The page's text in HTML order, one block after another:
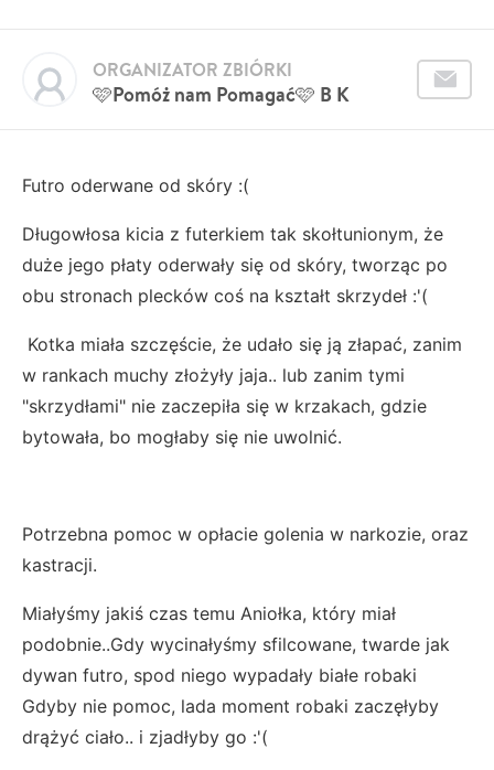
🩷Pomóż nam Pomagać🩷 B K
ORGANIZATOR ZBIÓRKI
Futro oderwane od skóry :(
Długowłosa kicia z futerkiem tak skołtunionym, że
duże jego płaty oderwały się od skóry, tworząc po
obu stronach plecków coś na kształt skrzydeł :'(
Kotka miała szczęście, że udało się ją złapać, zanim
w rankach muchy złożyły jaja.. lub zanim tymi
"skrzydłami" nie zaczepiła się w krzakach, gdzie
bytowała, bo mogłaby się nie uwolnić.
Potrzebna pomoc w opłacie golenia w narkozie, oraz
kastracji.
Miałyśmy jakiś czas temu Aniołka, który miał
podobnie..Gdy wycinałyśmy sfilcowane, twarde jak
dywan futro, spod niego wypadały białe robaki
Gdyby nie pomoc, lada moment robaki zaczęłyby
drążyć ciało.. i zjadłyby go :'(